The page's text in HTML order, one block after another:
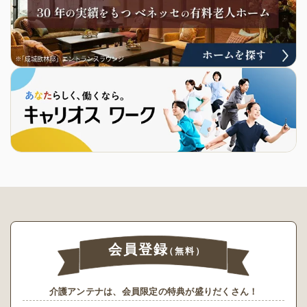
会員登録（無料）
介護アンテナは、会員限定の特典が盛りだくさん！